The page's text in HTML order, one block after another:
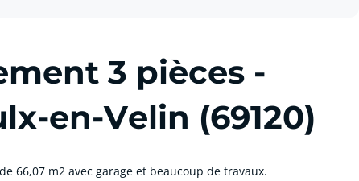
3 pièces -
en-Velin (69120)
66,07 m2 avec garage et beaucoup de travaux.